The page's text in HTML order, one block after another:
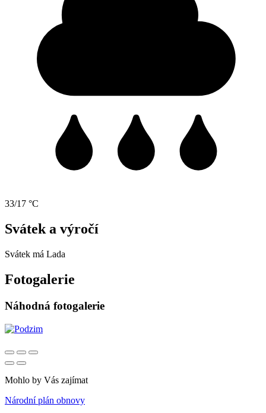
33/17 °C
Svátek a výročí
Svátek má Lada
Fotogalerie
Náhodná fotogalerie
Mohlo by Vás zajímat
Národní plán obnovy